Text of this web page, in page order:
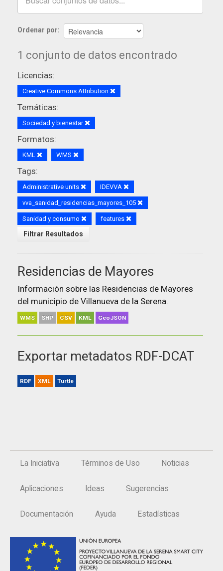
Ordenar por
1 conjunto de datos encontrado
Licencias:
Creative Commons Attribution
Temáticas:
Sociedad y bienestar
Formatos:
KML WMS
Tags:
Administrative units IDEVVA
vva_sanidad_residencias_mayores_105
Sanidad y consumo features
Filtrar Resultados
Residencias de Mayores
Información sobre las Residencias de Mayores
del municipio de Villanueva de la Serena.
WMS SHP CSV KML GeoJSON
Exportar metadatos RDF-DCAT
RDF XML Turtle
La Iniciativa Términos de Uso Noticias
Aplicaciones Ideas Sugerencias
Documentación Ayuda Estadísticas